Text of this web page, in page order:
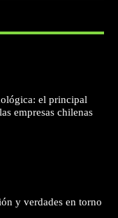
el principal
empresas chilenas
y verdades en torno